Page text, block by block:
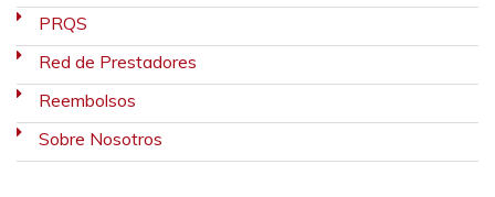
PRQS
Red de Prestadores
Reembolsos
Sobre Nosotros